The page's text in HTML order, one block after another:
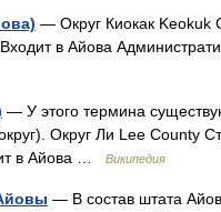
— Округ Киокак Keokuk
в Айова
— У этого термина
Округ Ли Lee County
в Айова …
Википедия
— В состав штата